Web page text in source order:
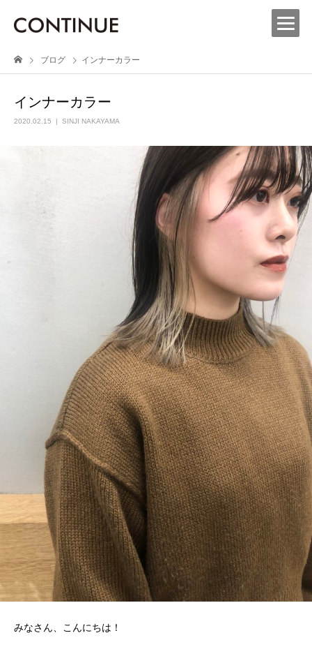
ブログ インナーカラー
インナーカラー
2020.02.15 SINJI NAKAYAMA
みなさん、こんにちは！